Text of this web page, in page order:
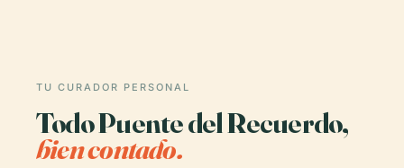
TU CURADOR PERSONAL
Todo Puente del Recuerdo,
bien contado.